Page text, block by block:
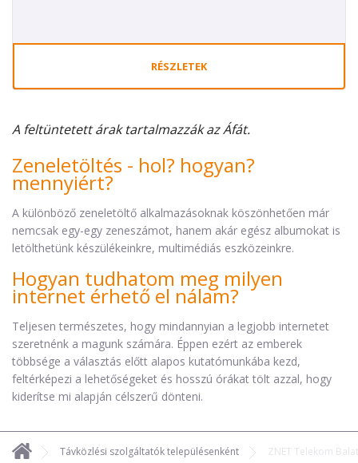
RÉSZLETEK
A feltüntetett árak tartalmazzák az Áfát.
Zeneletöltés - hol? hogyan?
mennyiért?
A különböző zeneletöltő alkalmazásoknak köszönhetően már
nemcsak egy-egy zeneszámot, hanem akár egész albumokat is
letölthetünk készülékeinkre, multimédiás eszközeinkre.
Hogyan tudhatom meg milyen
internet érhető el nálam?
Teljesen természetes, hogy mindannyian a legjobb internetet
szeretnénk a magunk számára. Éppen ezért az emberek
többsége a választás előtt alapos kutatómunkába kezd,
feltérképezi a lehetőségeket és hosszú órákat tölt azzal, hogy
kiderítse mi alapján célszerű dönteni.
Távközlési szolgáltatók településenként ZNET Telekom